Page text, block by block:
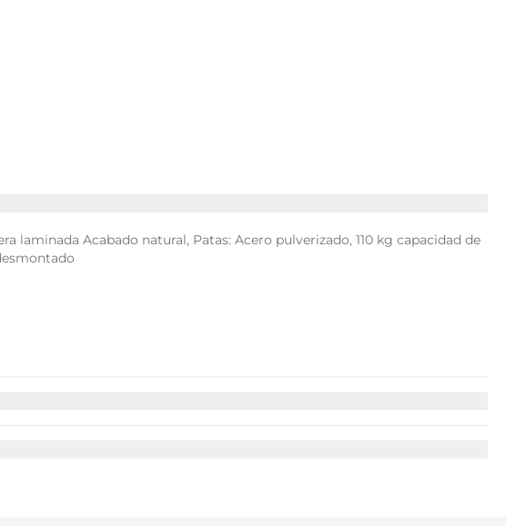
laminada Acabado natural, Patas: Acero pulverizado, 110 kg capacidad de